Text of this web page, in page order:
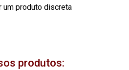
um produto discreta
produtos: